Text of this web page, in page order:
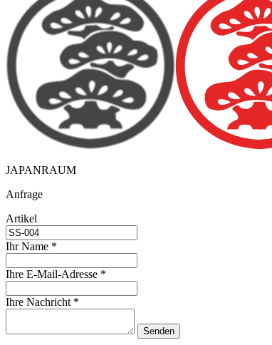
JAPANRAUM
Anfrage
Artikel
Ihr Name *
Ihre E-Mail-Adresse *
Ihre Nachricht *